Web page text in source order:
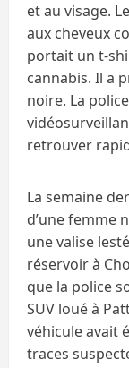
et au visage.
aux cheveux
portait un t-
cannabis. Il a
noire. La
retrouver
La semaine
d’une femme
une valise
réservoir à
que la police
SUV loué à
véhicule avait
traces